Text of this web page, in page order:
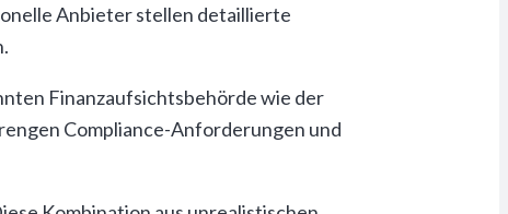
Anbieter stellen detaillierte
Finanzaufsichtsbehörde wie der
Compliance-Anforderungen und